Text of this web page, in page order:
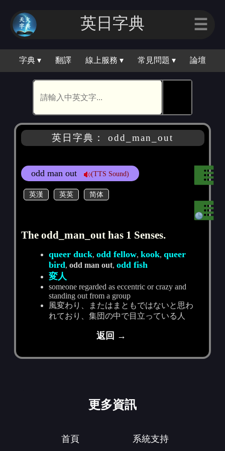
英日字典 ☰
字典 ▾ 翻譯 線上服務 ▾ 常見問題 ▾ 論壇
英日字典： odd_man_out
odd man out (TTS Sound)
英漢 英英 简体
The odd_man_out has 1 Senses.
queer duck,odd fellow,kook,queer
bird,odd man out,odd fish
変人
someone regarded as eccentric or crazy and
standing out from a group
風変わり、またはまともではないと思わ
れており、集団の中で目立っている人
返回 →
更多資訊
首頁
系統支持